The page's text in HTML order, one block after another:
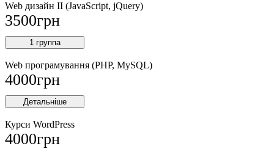
Web дизайн II (JavaScript, jQuery)
3500грн
1 группа
Web програмування (PHP, MySQL)
4000грн
Детальніше
Курси WordPress
4000грн